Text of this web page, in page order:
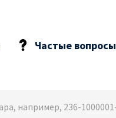
Частые вопросы